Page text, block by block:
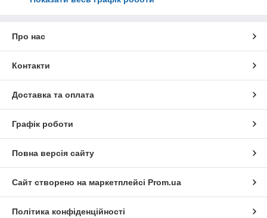
Про нас
Контакти
Доставка та оплата
Графік роботи
Повна версія сайту
Сайт створено на маркетплейсі Prom.ua
Політика конфіденційності